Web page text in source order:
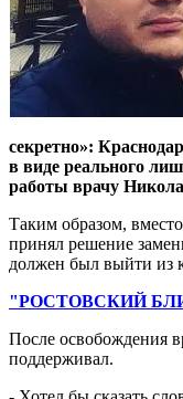
секретно»:
в виде реального
работы врачу
Таким образом,
принял решение
должен был выйти из
"РОСТОВСКИЙ
После освобождения
поддерживал.